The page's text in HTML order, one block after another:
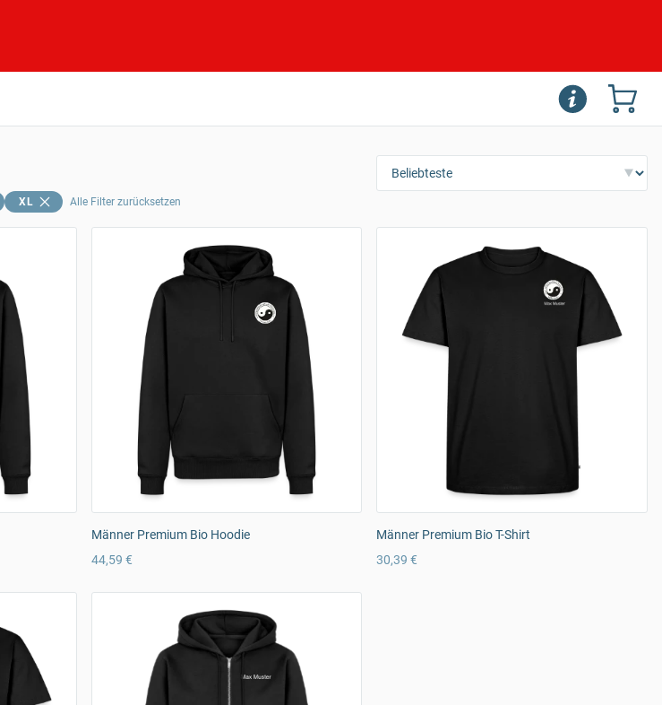
XL Alle Filter zurücksetzen
Männer Premium Bio Hoodie
44,59 €
Männer Premium Bio T-Shirt
30,39 €